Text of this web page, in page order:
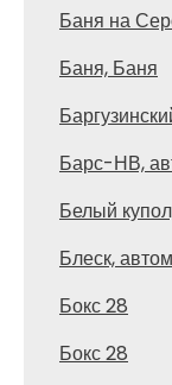
Баня на
Баня, Баня
Барс-НВ,
Белый
Блеск,
Бокс 28
Бокс 28